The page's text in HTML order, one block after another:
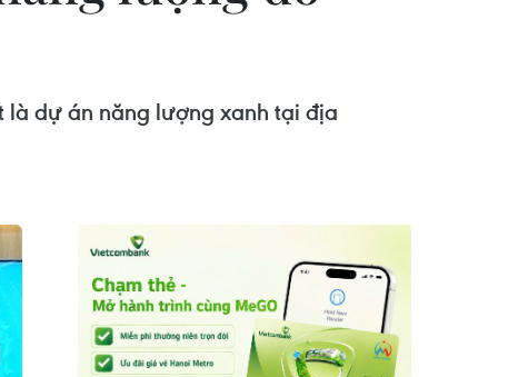
là dự án năng lượng xanh tại địa